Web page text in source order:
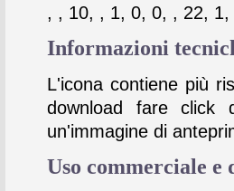
, , 10, , 1, 0, 0, , 22, 1,
Informazioni
L'icona contiene più
download fare click
un'immagine di
Uso commerciale e